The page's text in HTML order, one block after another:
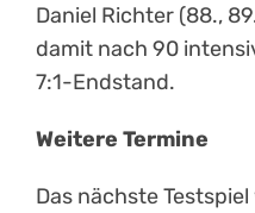
Daniel Richter (88.,
damit nach 90
7:1-Endstand.
Weitere Termine
Das nächste